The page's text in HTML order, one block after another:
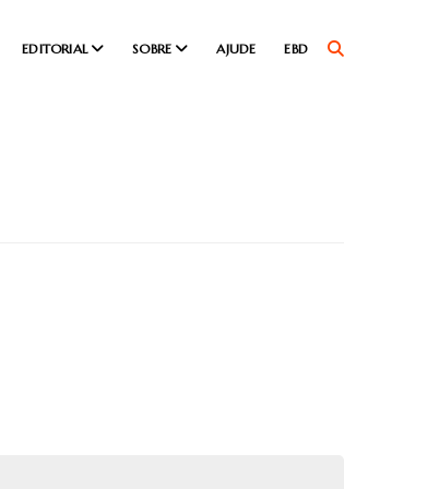
EDITORIAL SOBRE AJUDE EBD